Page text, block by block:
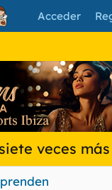
Acceder
veces